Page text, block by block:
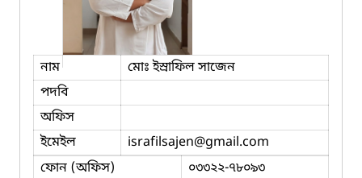
নাম
মোঃ ইস্রাফিল সাজেন
পদবি
অফিস
ইমেইল
israfilsajen@gmail.com
ফোন (অফিস)
০৩৩২২-৭৮০৯৩